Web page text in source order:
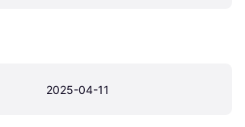
2025-04-11